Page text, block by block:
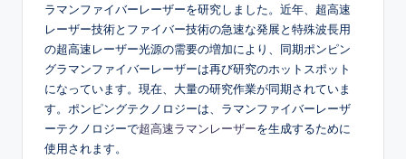
ラマンファイバーレーザーを研究しました。近年、超高速
レーザー技術とファイバー技術の急速な発展と特殊波長用
の超高速レーザー光源の需要の増加により、同期ポンピン
グラマンファイバーレーザーは再び研究のホットスポット
になっています。現在、大量の研究作業が同期されていま
す。ポンピングテクノロジーは、ラマンファイバーレーザ
ーテクノロジーで超高速ラマンレーザーを生成するために
使用されます。